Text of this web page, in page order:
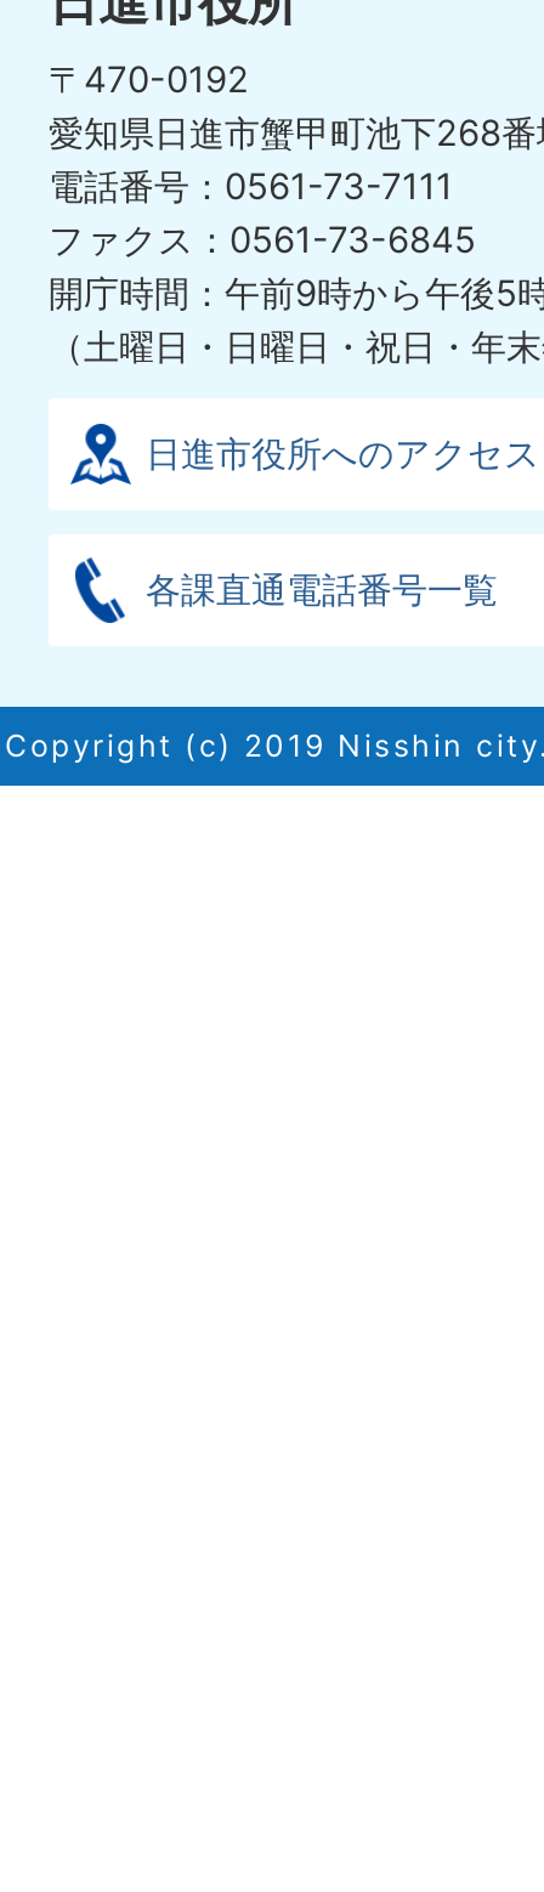
の
ス
ラ
イ
ド
〒470-0192
愛知県日進市蟹甲町池下268
電話番号：0561-73-7111
ファクス：0561-73-6845
開庁時間：午前9時から午後5
（土曜日・日曜日・祝日・年
日進市役所へのアクセス
各課直通電話番号一覧
Copyright (c) 2019 Nisshin